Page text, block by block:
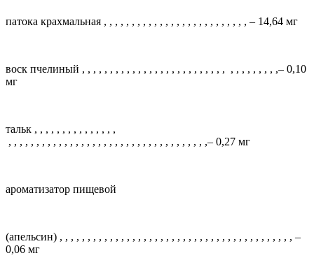
патока крахмальная , , , , , , , , , , , , , , , , , , , , , , , , , , – 14,64 мг
воск пчелиный , , , , , , , , , , , , , , , , , , , , , , , , , , , , , , , , , , ,– 0,10
мг
тальк , , , , , , , , , , , , , , ,
, , , , , , , , , , , , , , , , , , , , , , , , , , , , , , , , , , , ,– 0,27 мг
ароматизатор пищевой
(апельсин) , , , , , , , , , , , , , , , , , , , , , , , , , , , , , , , , , , , , , , , , , , –
0,06 мг